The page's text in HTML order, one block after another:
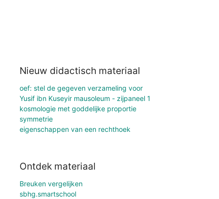
Nieuw didactisch materiaal
oef: stel de gegeven verzameling voor
Yusif ibn Kuseyir mausoleum - zijpaneel 1
kosmologie met goddelijke proportie
symmetrie
eigenschappen van een rechthoek
Ontdek materiaal
Breuken vergelijken
sbhg.smartschool